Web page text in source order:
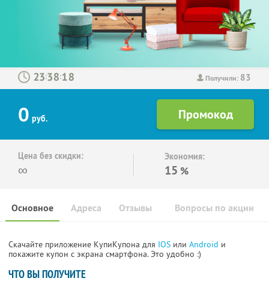
Получили: 83
: :
0 руб.
Цена без скидки:
∞
Экономия:
15 %
Основное Отзывы Вопросы по акции
Адреса
Скачайте приложение КупиКупона для IOS или Android и
покажите купон с экрана смартфона. Это удобно :)
ЧТО ВЫ ПОЛУЧИТЕ